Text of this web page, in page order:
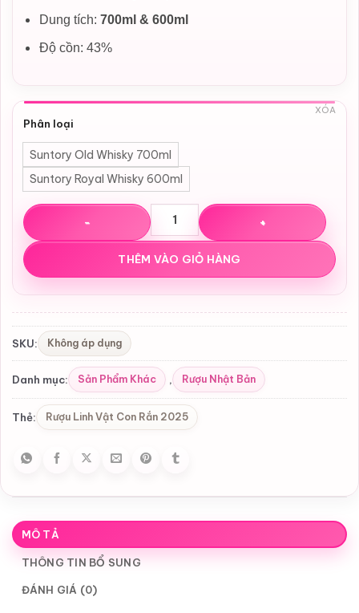
Dung tích: 700ml & 600ml
Độ cồn: 43%
Phân loại
Suntory Old Whisky 700ml
Suntory Royal Whisky 600ml
XÓA
Rượu con rắn Suntory Royal Whisky Nhật Bản 2025 tết
THÊM VÀO GIỎ HÀNG
SKU: Không áp dụng
Danh mục: Sản Phẩm Khác , Rượu Nhật Bản
Thẻ: Rượu Linh Vật Con Rắn 2025
MÔ TẢ
THÔNG TIN BỔ SUNG
ĐÁNH GIÁ (0)